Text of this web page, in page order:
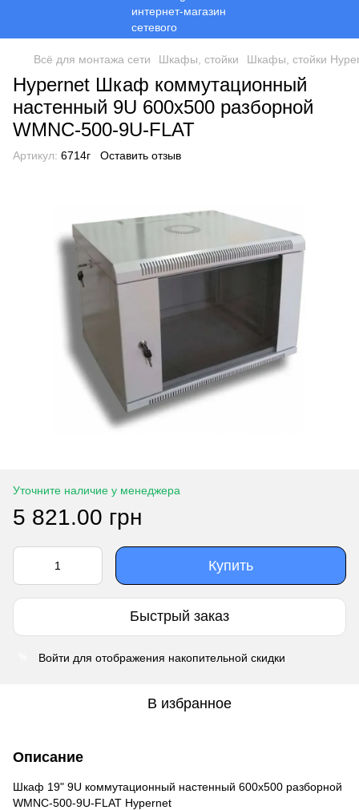
Всё для монтажа сети Шкафы, стойки Шкафы, стойки
Hypernet Шкаф коммутационный
настенный 9U 600x500 разборной
WMNC-500-9U-FLAT
Артикул: 6714г Оставить отзыв
Уточните наличие у менеджера
5 821.00 грн
Купить
Быстрый заказ
Войти для отображения накопительной скидки
В избранное
Описание
Шкаф 19" 9U коммутационный настенный 600x500 разборной
WMNC-500-9U-FLAT Hypernet